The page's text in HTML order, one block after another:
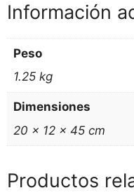
Información
Peso
1.25 kg
Dimensiones
20 × 12 × 45 cm
Productos